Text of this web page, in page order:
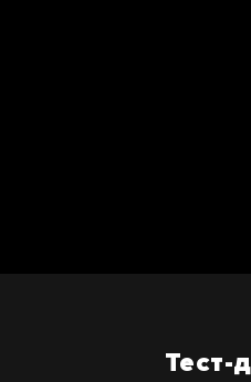
Тест-